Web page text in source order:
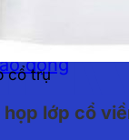
động
cổ trụ
lớp cổ